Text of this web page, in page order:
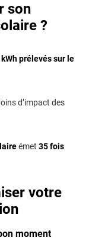
son
?
kWh prélevés sur le
d’impact des
émet35 fois
votre
moment